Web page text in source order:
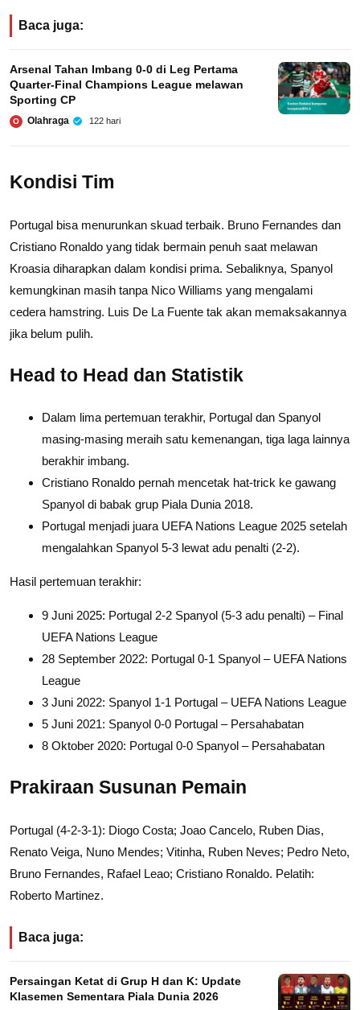
Baca juga:
Arsenal Tahan Imbang 0-0 di Leg Pertama
Quarter-Final Champions League melawan
Sporting CP
O Olahraga 122 hari
Kondisi Tim
Portugal bisa menurunkan skuad terbaik. Bruno Fernandes dan
Cristiano Ronaldo yang tidak bermain penuh saat melawan
Kroasia diharapkan dalam kondisi prima. Sebaliknya, Spanyol
kemungkinan masih tanpa Nico Williams yang mengalami
cedera hamstring. Luis De La Fuente tak akan memaksakannya
jika belum pulih.
Head to Head dan Statistik
Dalam lima pertemuan terakhir, Portugal dan Spanyol
masing-masing meraih satu kemenangan, tiga laga lainnya
berakhir imbang.
Cristiano Ronaldo pernah mencetak hat-trick ke gawang
Spanyol di babak grup Piala Dunia 2018.
Portugal menjadi juara UEFA Nations League 2025 setelah
mengalahkan Spanyol 5-3 lewat adu penalti (2-2).
Hasil pertemuan terakhir:
9 Juni 2025: Portugal 2-2 Spanyol (5-3 adu penalti) – Final
UEFA Nations League
28 September 2022: Portugal 0-1 Spanyol – UEFA Nations
League
3 Juni 2022: Spanyol 1-1 Portugal – UEFA Nations League
5 Juni 2021: Spanyol 0-0 Portugal – Persahabatan
8 Oktober 2020: Portugal 0-0 Spanyol – Persahabatan
Prakiraan Susunan Pemain
Portugal (4-2-3-1): Diogo Costa; Joao Cancelo, Ruben Dias,
Renato Veiga, Nuno Mendes; Vitinha, Ruben Neves; Pedro Neto,
Bruno Fernandes, Rafael Leao; Cristiano Ronaldo. Pelatih:
Roberto Martinez.
Baca juga:
Persaingan Ketat di Grup H dan K: Update
Klasemen Sementara Piala Dunia 2026